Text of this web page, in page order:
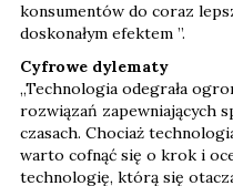
konsumentów do coraz
doskonałym efektem ”.
Cyfrowe dylematy
„Technologia odegrała
rozwiązań zapewniających
czasach. Chociaż
warto cofnąć się o krok i
technologię, którą się